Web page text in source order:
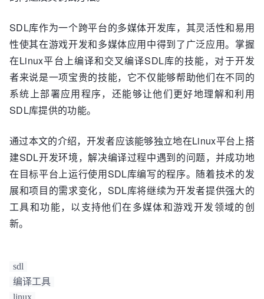
SDL库作为一个跨平台的多媒体开发库，其灵活性和易用
性使其在游戏开发和多媒体应用中得到了广泛应用。掌握
在Linux平台上编译和交叉编译SDL库的技能，对于开发
者来说是一项宝贵的技能，它不仅能够帮助他们在不同的
系统上部署应用程序，还能够让他们更好地理解和利用
SDL库提供的功能。
通过本文的介绍，开发者应该能够独立地在Linux平台上搭
建SDL开发环境，解决编译过程中遇到的问题，并成功地
在目标平台上运行使用SDL库编写的程序。随着技术的发
展和项目的需求变化，SDL库将继续为开发者提供强大的
工具和功能，以支持他们在多媒体和游戏开发领域的创
新。
sdl
编译工具
linux